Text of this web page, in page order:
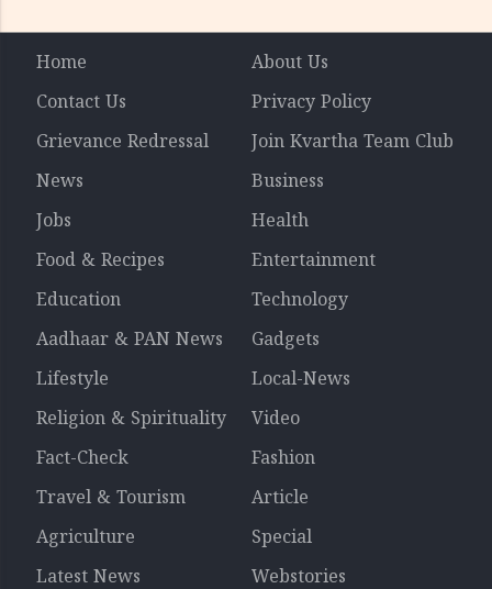
Home
About Us
Contact Us
Privacy Policy
Grievance Redressal
Join Kvartha Team Club
News
Business
Jobs
Health
Food & Recipes
Entertainment
Education
Technology
Aadhaar & PAN News
Gadgets
Lifestyle
Local-News
Religion & Spirituality
Video
Fact-Check
Fashion
Travel & Tourism
Article
Agriculture
Special
Latest News
Webstories